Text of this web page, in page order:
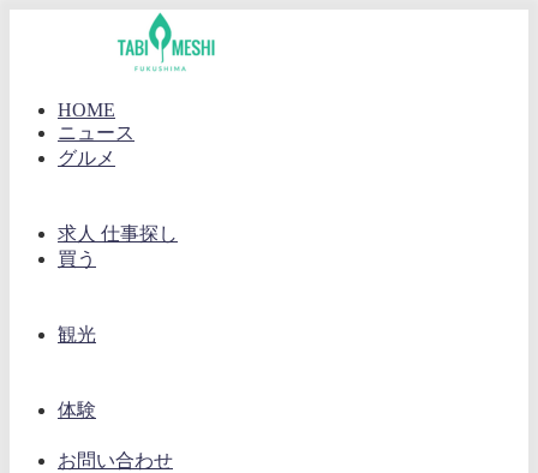
HOME
ニュース
グルメ
求人 仕事探し
買う
観光
体験
お問い合わせ